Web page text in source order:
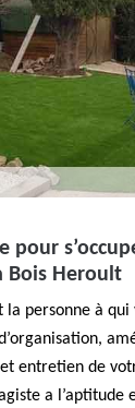
pour
Bois Heroult
la personne à
entretien de
a l’aptitude